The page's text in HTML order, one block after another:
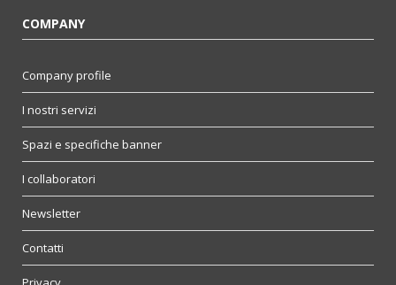
COMPANY
Company profile
I nostri servizi
Spazi e specifiche banner
I collaboratori
Newsletter
Contatti